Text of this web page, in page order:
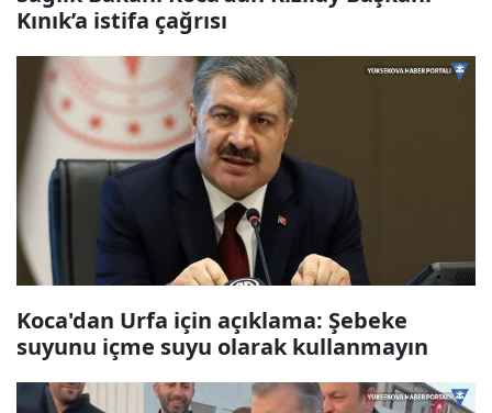
Kınık’a istifa çağrısı
Koca'dan Urfa için açıklama: Şebeke
suyunu içme suyu olarak kullanmayın